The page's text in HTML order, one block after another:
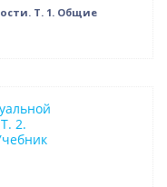
Т. 1. Общие